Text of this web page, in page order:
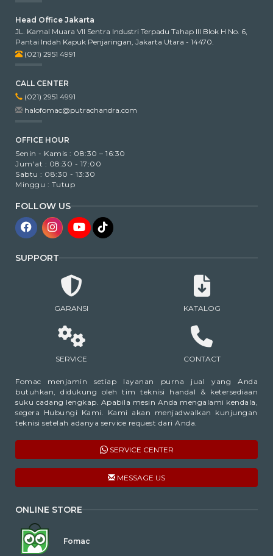
Head Office Jakarta
JL. Kamal Muara VII Sentra Industri Terpadu Tahap III Blok H No. 6,
Pantai Indah Kapuk Penjaringan, Jakarta Utara - 14470.
(021) 2951 4991
CALL CENTER
(021) 2951 4991
halofomac@putrachandra.com
OFFICE HOUR
Senin - Kamis : 08:30 – 16:30
Jum'at : 08:30 - 17:00
Sabtu : 08:30 - 13:30
Minggu : Tutup
FOLLOW US
SUPPORT
GARANSI KATALOG
SERVICE CONTACT
Fomac menjamin setiap layanan purna jual yang Anda
butuhkan, didukung oleh tim teknisi handal & ketersediaan
suku cadang lengkap. Apabila mesin Anda mengalami kendala,
segera Hubungi Kami. Kami akan menjadwalkan kunjungan
teknisi setelah adanya service request dari Anda.
SERVICE CENTER
MESSAGE US
ONLINE STORE
Fomac